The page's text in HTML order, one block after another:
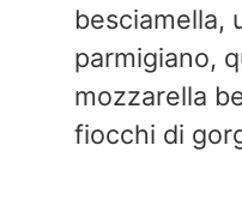
besciamella,
parmigiano,
mozzarella
fiocchi di